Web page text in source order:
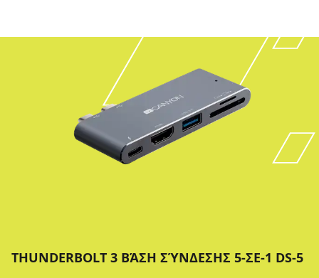
THUNDERBOLT 3 ΒΆΣΗ ΣΎΝΔΕΣΗΣ 5-ΣΕ-1 DS-5